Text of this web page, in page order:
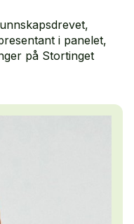
i panelet,
på Stortinget